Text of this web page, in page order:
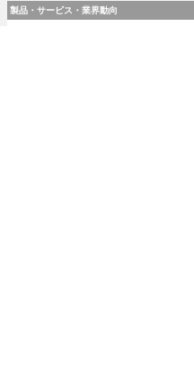
製品・サービス・業界動向